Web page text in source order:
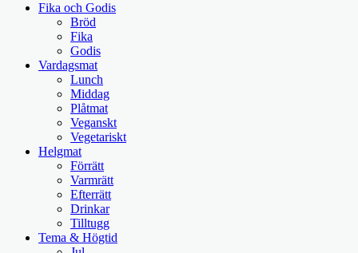
Fika och Godis
Bröd
Fika
Godis
Vardagsmat
Lunch
Middag
Plåtmat
Veganskt
Vegetariskt
Helgmat
Förrätt
Varmrätt
Efterrätt
Drinkar
Tilltugg
Tema & Högtid